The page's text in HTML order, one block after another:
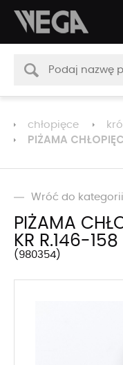
chłopięce
PIŻAMA
Wróć do kategorii
PIŻAMA
KR R.146-158
980354